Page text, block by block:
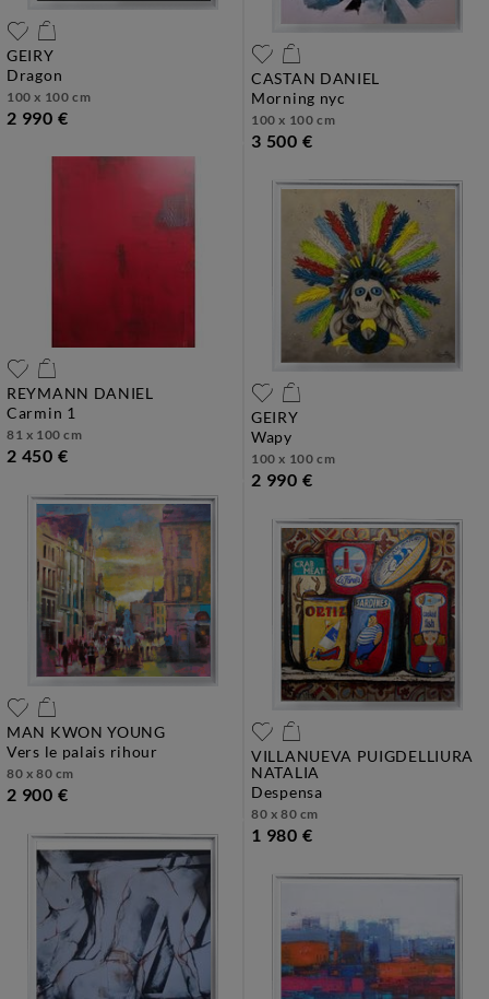
CASTAN DANIEL
morning nyc
100 x 100 cm
3 500 €
GEIRY
dragon
100 x 100 cm
2 990 €
GEIRY
wapy
100 x 100 cm
2 990 €
REYMANN DANIEL
carmin 1
81 x 100 cm
2 450 €
VILLANUEVA PUIGDELLIURA
NATALIA
despensa
80 x 80 cm
1 980 €
MAN KWON YOUNG
vers le palais rihour
80 x 80 cm
2 900 €